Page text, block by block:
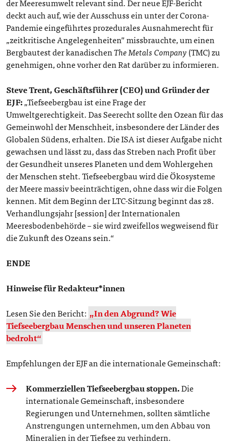
der Meeresumwelt relevant sind. Der neue EJF-Bericht
deckt auch auf, wie der Ausschuss ein unter der Corona-
Pandemie eingeführtes prozedurales Ausnahmerecht für
„zeitkritische Angelegenheiten” missbrauchte, um einen
Bergbautest der kanadischenThe Metals Company(TMC) zu
genehmigen, ohne vorher den Rat darüber zu informieren.
Steve Trent, Geschäftsführer (CEO) und Gründer der
EJF:„Tiefseebergbau ist eine Frage der
Umweltgerechtigkeit. Das Seerecht sollte den Ozean für das
Gemeinwohl der Menschheit, insbesondere der Länder des
Globalen Südens, erhalten. Die ISA ist dieser Aufgabe nicht
gewachsen und lässt zu, dass das Streben nach Profit über
der Gesundheit unseres Planeten und dem Wohlergehen
der Menschen steht. Tiefseebergbau wird die Ökosysteme
der Meere massiv beeinträchtigen, ohne dass wir die Folgen
kennen. Mit dem Beginn der LTC-Sitzung beginnt das 28.
Verhandlungsjahr [session] der Internationalen
Meeresbodenbehörde – sie wird zweifellos wegweisend für
die Zukunft des Ozeans sein.“
ENDE
Hinweise für Redakteur*innen
Lesen Sie den Bericht: „In den Abgrund? Wie
Tiefseebergbau Menschen und unseren Planeten
bedroht“
Empfehlungen der EJF an die internationale Gemeinschaft:
Kommerziellen Tiefseebergbau stoppen.Die
internationale Gemeinschaft, insbesondere
Regierungen und Unternehmen, sollten sämtliche
Anstrengungen unternehmen, um den Abbau von
Mineralien in der Tiefsee zu verhindern.